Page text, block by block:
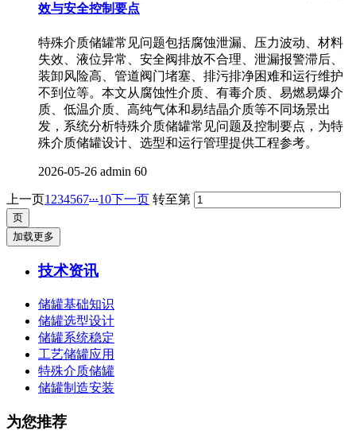
效与安全控制要点
特殊介质储罐常见问题包括腐蚀泄漏、压力波动、材料
失效、液位异常、安全阀排放不合理、泄漏报警滞后、
装卸风险高、管道阀门堵塞、排污排净困难和运行维护
不到位等。本文从腐蚀性介质、有毒介质、易燃易爆介
质、低温介质、高纯气体和易结晶介质等不同场景出
发，系统分析特殊介质储罐常见问题及控制要点，为特
殊介质储罐设计、选型和运行管理提供工程参考。
2026-05-26 admin 60
上一页1 234567...10下一页 转至第
加载更多
技术资讯
储罐基础知识
储罐选型设计
储罐系统稳定
工艺储罐应用
特殊介质储罐
储罐制造安装
为您推荐